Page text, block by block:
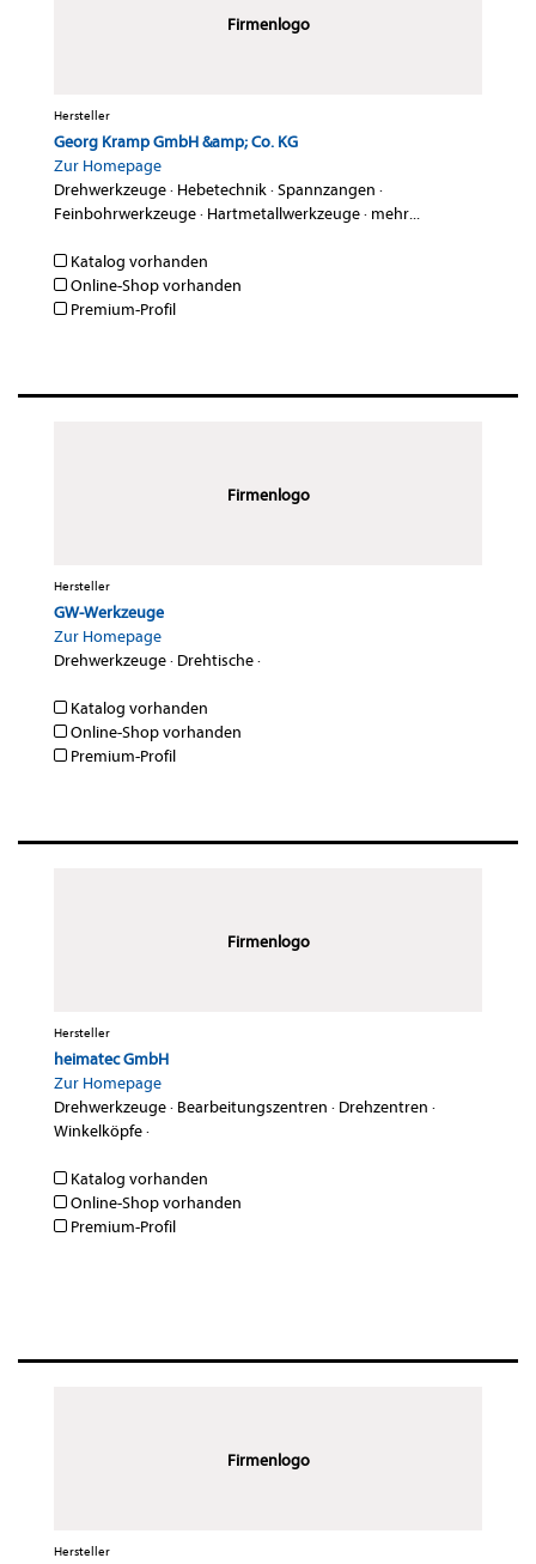
Firmenlogo
Hersteller
Georg Kramp GmbH &amp; Co. KG
Zur Homepage
Drehwerkzeuge· Hebetechnik·Spannzangen ·
Feinbohrwerkzeuge· Hartmetallwerkzeuge· mehr...
Katalog vorhanden
Online-Shop vorhanden
Premium-Profil
Firmenlogo
Hersteller
GW-Werkzeuge
Zur Homepage
Drehwerkzeuge· Drehtische·
Katalog vorhanden
Online-Shop vorhanden
Premium-Profil
Firmenlogo
Hersteller
heimatec GmbH
Zur Homepage
Drehwerkzeuge· Bearbeitungszentren · Drehzentren ·
Winkelköpfe·
Katalog vorhanden
Online-Shop vorhanden
Premium-Profil
Firmenlogo
Hersteller